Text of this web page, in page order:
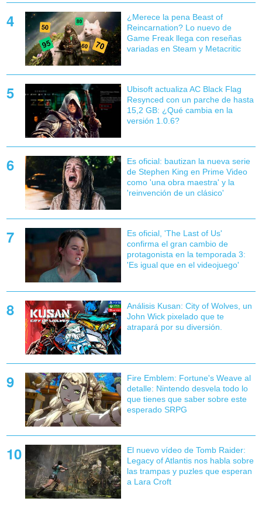
¿Merece la pena Beast of
Reincarnation? Lo nuevo de
Game Freak llega con reseñas
variadas en Steam y Metacritic
Ubisoft actualiza AC Black Flag
Resynced con un parche de hasta
15,2 GB: ¿Qué cambia en la
versión 1.0.6?
Es oficial: bautizan la nueva serie
de Stephen King en Prime Video
como 'una obra maestra' y la
'reinvención de un clásico'
Es oficial, 'The Last of Us'
confirma el gran cambio de
protagonista en la temporada 3:
'Es igual que en el videojuego'
Análisis Kusan: City of Wolves, un
John Wick pixelado que te
atrapará por su diversión.
Fire Emblem: Fortune's Weave al
detalle: Nintendo desvela todo lo
que tienes que saber sobre este
esperado SRPG
El nuevo vídeo de Tomb Raider:
Legacy of Atlantis nos habla sobre
las trampas y puzles que esperan
a Lara Croft